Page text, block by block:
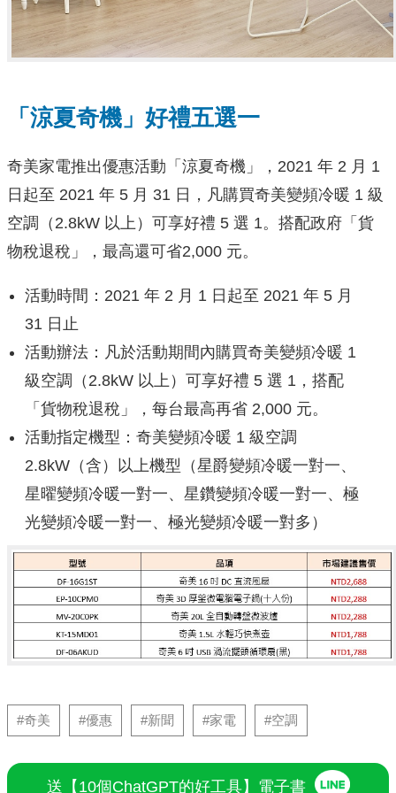
「涼夏奇機」好禮五選一
奇美家電推出優惠活動「涼夏奇機」，2021 年 2 月 1
日起至 2021 年 5 月 31 日，凡購買奇美變頻冷暖 1 級
空調（2.8kW 以上）可享好禮 5 選 1。搭配政府「貨
物稅退稅」，最高還可省2,000 元。
活動時間：2021 年 2 月 1 日起至 2021 年 5 月
31 日止
活動辦法：凡於活動期間內購買奇美變頻冷暖 1
級空調（2.8kW 以上）可享好禮 5 選 1，搭配
「貨物稅退稅」，每台最高再省 2,000 元。
活動指定機型：奇美變頻冷暖 1 級空調
2.8kW（含）以上機型（星爵變頻冷暖一對一、
星曜變頻冷暖一對一、星鑽變頻冷暖一對一、極
光變頻冷暖一對一、極光變頻冷暖一對多）
#奇美 #優惠 #新聞 #家電 #空調
送【10個ChatGPT的好工具】電子書